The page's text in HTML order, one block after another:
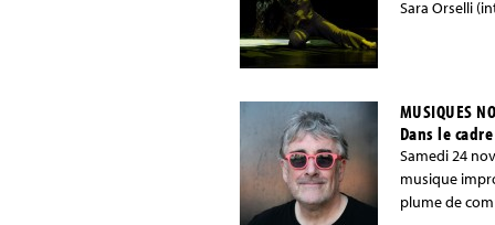
Sara Orselli
MUSIQUES
Dans le
Samedi 24
musique
plume de